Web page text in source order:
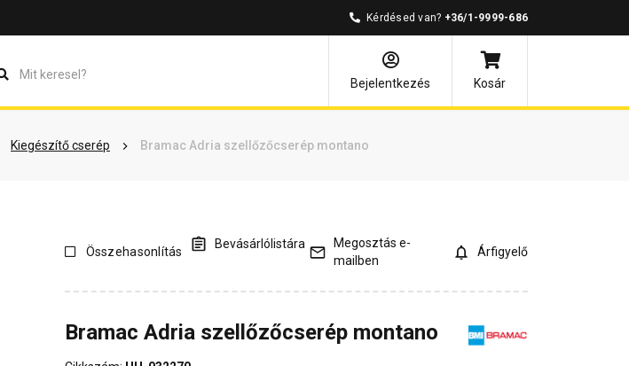
Kérdésed van? +36/1-9999-686
Bejelentkezés
Kosár
Kiegészítő cserép Bramac Adria szellőzőcserép montano
Dokumentumok Vásárlói vélemények Kérdések és válaszok
Összehasonlítás
Bevásárlólistára
Megosztás e-
mailben
Árfigyelő
Bramac Adria szellőzőcserép montano